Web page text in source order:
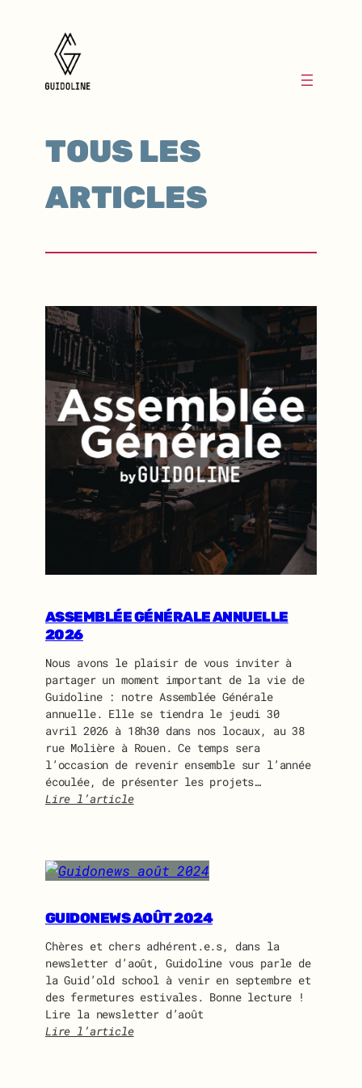
TOUS LES
ARTICLES
ASSEMBLÉE GÉNÉRALE ANNUELLE
2026
Nous avons le plaisir de vous inviter à
partager un moment important de la vie de
Guidoline : notre Assemblée Générale
annuelle. Elle se tiendra le jeudi 30
avril 2026 à 18h30 dans nos locaux, au 38
rue Molière à Rouen. Ce temps sera
l’occasion de revenir ensemble sur l’année
écoulée, de présenter les projets…
Lire l’article
s
e
b
é
e
G
é
n
é
GUIDONEWS AOÛT 2024
Chères et chers adhérent.e.s, dans la
newsletter d’août, Guidoline vous parle de
la Guid’old school à venir en septembre et
des fermetures estivales. Bonne lecture !
Lire la newsletter d’août
Lire l’article